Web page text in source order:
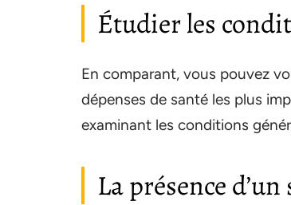
Étudier les
En comparant, vous pouvez
dépenses de santé les plus
examinant les conditions
La présence